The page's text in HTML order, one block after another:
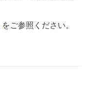
をご参照ください。